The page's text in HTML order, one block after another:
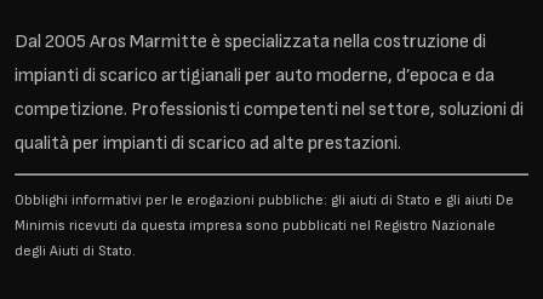
Dal 2005 Aros Marmitte è specializzata nella costruzione di
impianti di scarico artigianali per auto moderne, d’epoca e da
competizione. Professionisti competenti nel settore, soluzioni di
qualità per impianti di scarico ad alte prestazioni.
Obblighi informativi per le erogazioni pubbliche: gli aiuti di Stato e gli aiuti De
Minimis ricevuti da questa impresa sono pubblicati nel Registro Nazionale
degli Aiuti di Stato.